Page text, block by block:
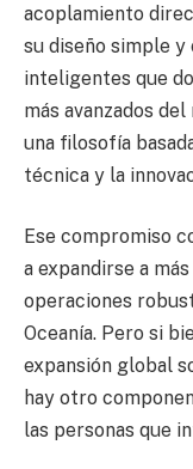
acoplamiento
su diseño simple
inteligentes que
más avanzados
una filosofía
técnica y la
Ese compromiso
a expandirse a
operaciones
Oceanía. Pero si
expansión global
hay otro
las personas que